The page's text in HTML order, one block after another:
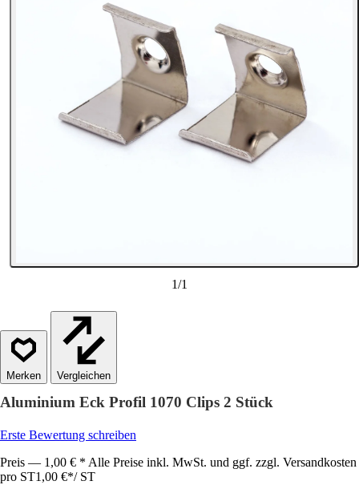
1/1
Vergleichen
Aluminium Eck Profil 1070 Clips 2 Stück
Erste Bewertung schreiben
Preis — 1,00 € * Alle Preise inkl. MwSt. und ggf. zzgl. Versandkosten
pro ST1,00 €*/ ST